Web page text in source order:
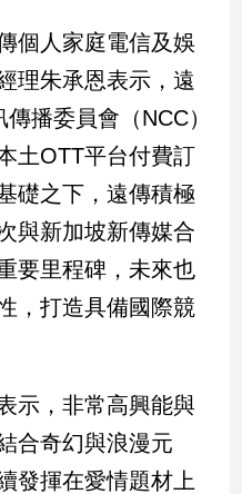
個人家庭電信及娛
理朱承恩表示，遠
播委員會（NCC）
土OTT平台付費訂
礎之下，遠傳積極
與新加坡新傳媒合
要里程碑，未來也
，打造具備國際競
示，非常高興能與
合奇幻與浪漫元
發揮在愛情題材上